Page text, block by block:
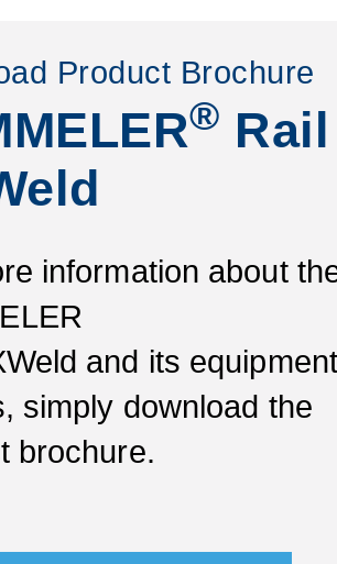
Product Brochure
® Rail
information about
and its
simply download the
brochure.